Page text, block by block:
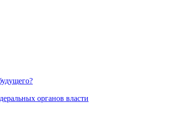
органов власти